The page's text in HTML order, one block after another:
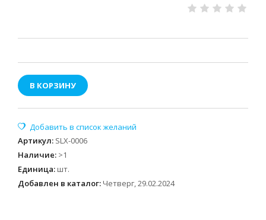
В КОРЗИНУ
Артикул: SLX-0006
Наличие: >1
Единица: шт.
Добавлен в каталог: Четверг, 29.02.2024